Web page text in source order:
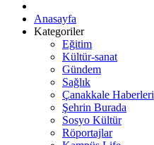
Anasayfa
Kategoriler
Eğitim
Kültür-sanat
Gündem
Sağlık
Çanakkale Haberleri
Şehrin Burada
Sosyo Kültür
Röportajlar